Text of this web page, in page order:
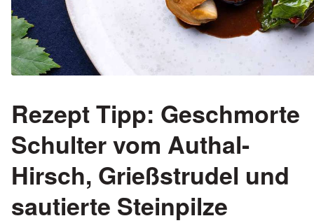
Rezept Tipp: Geschmorte
Schulter vom Authal-
Hirsch, Grießstrudel und
sautierte Steinpilze